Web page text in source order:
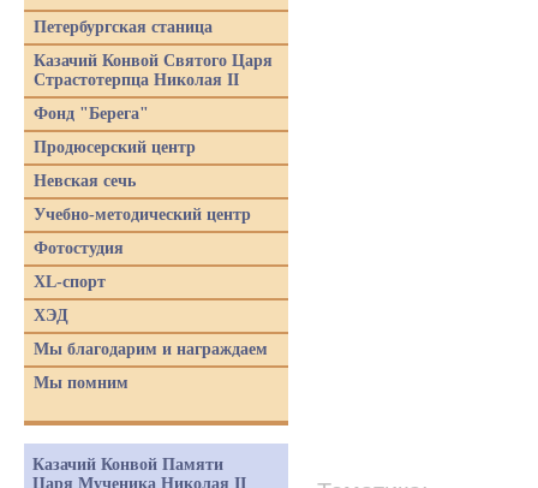
Петербургская станица
Казачий Конвой Святого Царя
Страстотерпца Николая II
Фонд "Берега"
Продюсерский центр
Невская сечь
Учебно-методический центр
Фотостудия
XL-спорт
ХЭД
Мы благодарим и награждаем
Мы помним
Казачий Конвой Памяти
Царя Мученика Николая II